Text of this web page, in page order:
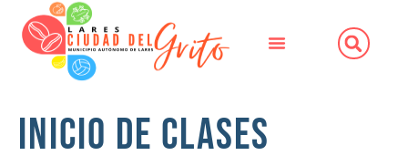
Inicio de Clases